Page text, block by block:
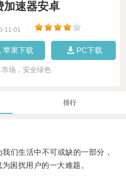
加速器安卓
11-01
苹果下载 PC下载
市场，安全绿色
排行
生活中不可或缺的一部分，
困扰用户的一大难题。